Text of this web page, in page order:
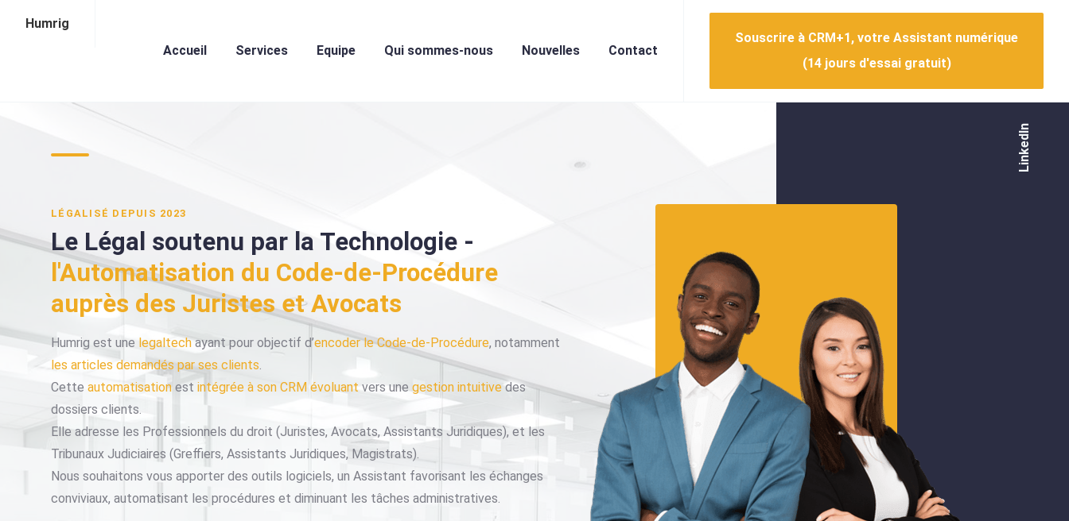
Humrig
Accueil
Services Equipe Qui sommes-nous Nouvelles Contact
Souscrire à CRM+1, votre Assistant numérique
(14 jours d'essai gratuit)
LÉGALISÉ DEPUIS 2023
Le Légal soutenu par la Technologie -
l'Automatisation du Code-de-Procédure
auprès des Juristes et Avocats
Humrig est une legaltechayant pour objectif d’encoder le Code-de-Procédure, notamment
les articles demandés par ses clients.
Cette automatisation est intégrée à son CRM évoluant vers une gestion intuitive des
dossiers clients.
Elle adresse les Professionnels du droit (Juristes, Avocats, Assistants Juridiques), et les
Tribunaux Judiciaires (Greffiers, Assistants Juridiques, Magistrats).
Nous souhaitons vous apporter des outils logiciels, un Assistant favorisant les échanges
conviviaux, automatisant les procédures et diminuant les tâches administratives.
LinkedIn